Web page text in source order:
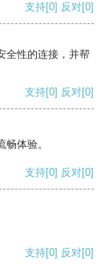
支持[0] 反对[0]
全性的连接，并帮
支持[0] 反对[0]
体验。
支持[0] 反对[0]
支持[0] 反对[0]